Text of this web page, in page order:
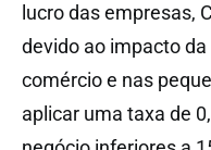
lucro das empresas,
devido ao impacto
comércio e nas
aplicar uma taxa de